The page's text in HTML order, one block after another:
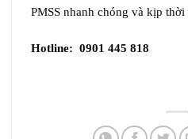
PMSS nhanh chóng và kịp thời
Hotline: 0901 445 818